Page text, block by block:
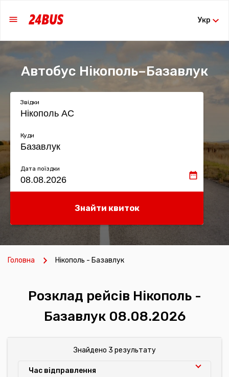
Укр
Автобус Нікополь–Базавлук
Звідки
Куди
Дата поїздки
Знайти квиток
Головна Нікополь - Базавлук
Розклад рейсів Нікополь -
Базавлук 08.08.2026
Знайдено 3 результату
Час відправлення